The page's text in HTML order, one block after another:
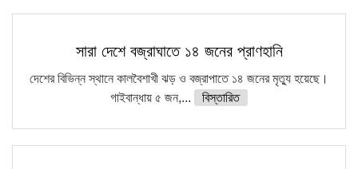
সারা দেশে বজ্রাঘাতে ১৪ জনের প্রাণহানি
দেশের বিভিন্ন স্থানে কালবৈশাখী ঝড় ও বজ্রাপাতে ১৪ জনের মৃত্যু হয়েছে।
গাইবান্ধায় ৫ জন,...
বিস্তারিত